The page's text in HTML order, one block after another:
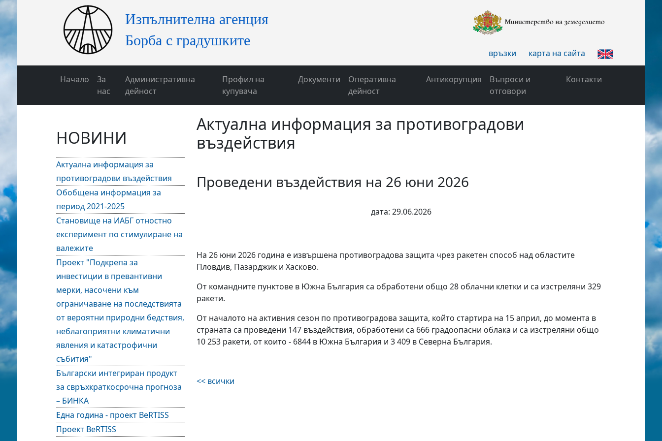
връзки карта на сайта
Начало
За
нас
Административна
дейност
Профил на
купувача
Документи
Оперативна
дейност
Антикорупция
Въпроси и
отговори
Контакти
НОВИНИ
Актуална информация за
противоградови въздействия
Обобщена информация за
период 2021-2025
Становище на ИАБГ отностно
експеримент по стимулиране на
валежите
Проект "Подкрепа за
инвестиции в превантивни
мерки, насочени към
ограничаване на последствията
от вероятни природни бедствия,
неблагоприятни климатични
явления и катастрофични
събития"
Български интегриран продукт
за свръхкраткосрочна прогноза
– БИНКА
Една година - проект BeRTISS
Проект BeRTISS
Актуална информация за противоградови
въздействия
Проведени въздействия на 26 юни 2026
дата: 29.06.2026
На 26 юни 2026 година е извършена противоградова защита чрез ракетен способ над областите
Пловдив, Пазарджик и Хасково.
От командните пунктове в Южна България са обработени общо 28 облачни клетки и са изстреляни 329
ракети.
От началото на активния сезон по противоградова защита, който стартира на 15 април, до момента в
страната са проведени 147 въздействия, обработени са 666 градоопасни облака и са изстреляни общо
10 253 ракети, от които - 6844 в Южна България и 3 409 в Северна България.
<< всички